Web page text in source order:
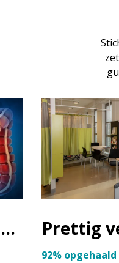
Beter opereren bij endeldarmkanker
92% opgehaald